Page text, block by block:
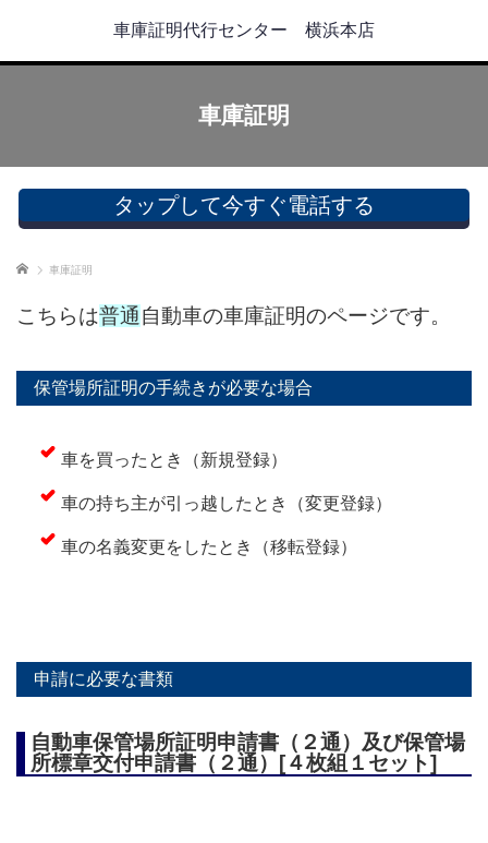
車庫証明代行センター 横浜本店
車庫証明
タップして今すぐ電話する
ホーム 車庫証明
こちらは普通自動車の車庫証明のページです。
保管場所証明の手続きが必要な場合
車を買ったとき（新規登録）
車の持ち主が引っ越したとき（変更登録）
車の名義変更をしたとき（移転登録）
申請に必要な書類
自動車保管場所証明申請書（２通）及び保管場
所標章交付申請書（２通）[４枚組１セット]